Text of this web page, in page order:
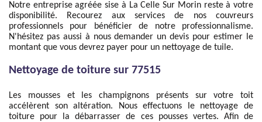
Notre entreprise agréée sise à La Celle Sur Morin reste à votre
disponibilité. Recourez aux services de nos couvreurs
professionnels pour bénéficier de notre professionnalisme.
N'hésitez pas aussi à nous demander un devis pour estimer le
montant que vous devrez payer pour un nettoyage de tuile.
Nettoyage de toiture sur 77515
Les mousses et les champignons présents sur votre toit
accélèrent son altération. Nous effectuons le nettoyage de
toiture pour la débarrasser de ces pousses vertes. Afin de